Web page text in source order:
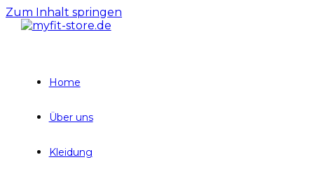
Zum Inhalt springen
Home
Über uns
Kleidung